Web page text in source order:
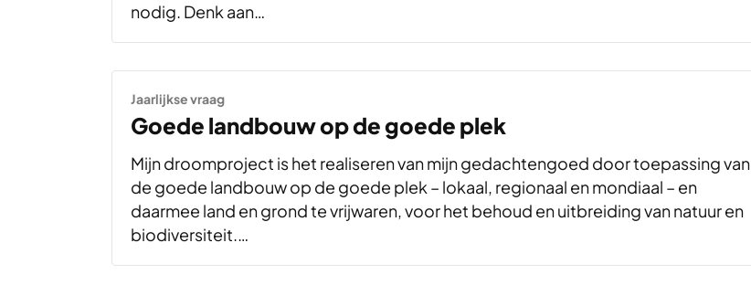
nodig. Denk aan…
Jaarlijkse vraag
Goede landbouw op de goede plek
Mijn droomproject is het realiseren van mijn gedachtengoed door toepassing van
de goede landbouw op de goede plek – lokaal, regionaal en mondiaal – en
daarmee land en grond te vrijwaren, voor het behoud en uitbreiding van natuur en
biodiversiteit.…